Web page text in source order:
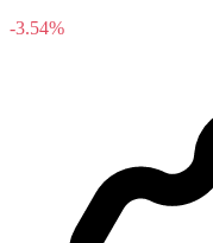
-3.54%